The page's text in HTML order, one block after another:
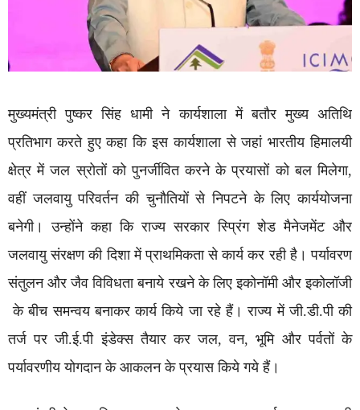
मुख्यमंत्री पुष्कर सिंह धामी ने कार्यशाला में बतौर मुख्य अतिथि
प्रतिभाग करते हुए कहा कि इस कार्यशाला से जहां भारतीय हिमालयी
क्षेत्र में जल स्रोतों को पुनर्जीवित करने के प्रयासों को बल मिलेगा,
वहीं जलवायु परिवर्तन की चुनौतियों से निपटने के लिए कार्ययोजना
बनेगी। उन्होंने कहा कि राज्य सरकार स्प्रिंग शेड मैनेजमेंट और
जलवायु संरक्षण की दिशा में प्राथमिकता से कार्य कर रही है। पर्यावरण
संतुलन और जैव विविधता बनाये रखने के लिए इकोनॉमी और इकोलॉजी
के बीच समन्वय बनाकर कार्य किये जा रहे हैं। राज्य में जी.डी.पी की
तर्ज पर जी.ई.पी इंडेक्स तैयार कर जल, वन, भूमि और पर्वतों के
पर्यावरणीय योगदान के आकलन के प्रयास किये गये हैं।